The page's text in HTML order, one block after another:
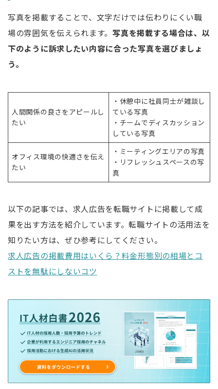
写真を掲載することで、文字だけでは伝わりにくい職
場の雰囲気を伝えられます。写真を掲載する場合は、以
下のように訴求したい内容に合った写真を選びましょ
う。
人間関係の良さをアピールし
たい
・休憩中に社員同士が雑談し
ている写真
・チームでディスカッション
している写真
オフィス環境の快適さを伝え
たい
・ミーティングエリアの写真
・リフレッシュスペースの写
真
以下の記事では、求人広告を転職サイトに掲載して成
果を出す方法を紹介しています。転職サイトの活用法を
知りたい方は、ぜひ参考にしてください。
求人広告の掲載費用はいくら？料金形態別の相場とコ
ストを無駄にしないコツ